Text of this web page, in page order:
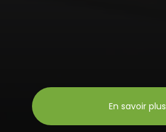
En savoir plus